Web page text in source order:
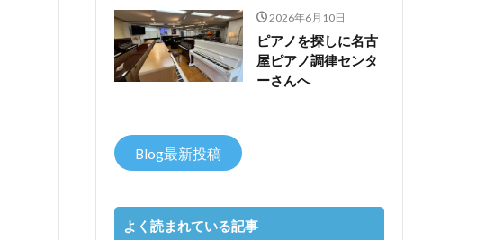
2026年6月10日
ピアノを探しに名古
屋ピアノ調律センタ
ーさんへ
Blog最新投稿
よく読まれている記事